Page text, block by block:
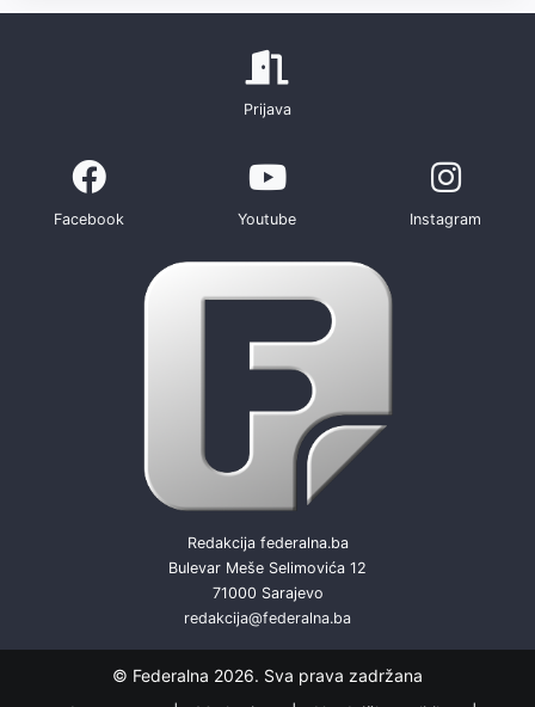
Prijava
Facebook Youtube Instagram
Redakcija federalna.ba
Bulevar Meše Selimovića 12
71000 Sarajevo
redakcija@federalna.ba
© Federalna 2026. Sva prava zadržana